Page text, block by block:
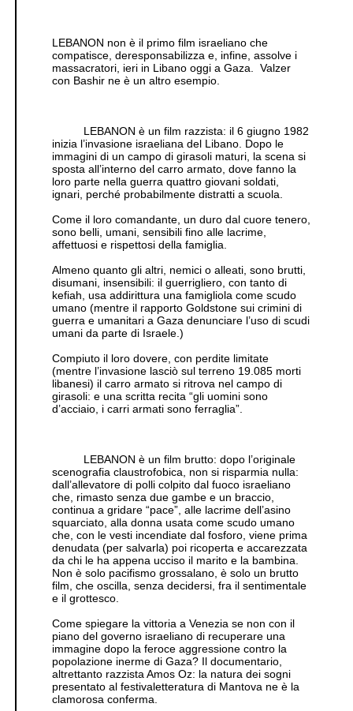
LEBANON non è il primo film israeliano che
compatisce, deresponsabilizza e, infine, assolve i
massacratori, ieri in Libano oggi a Gaza. Valzer
con Bashir ne è un altro esempio.
LEBANON è un film razzista: il 6 giugno 1982
inizia l’invasione israeliana del Libano. Dopo le
immagini di un campo di girasoli maturi, la scena si
sposta all’interno del carro armato, dove fanno la
loro parte nella guerra quattro giovani soldati,
ignari, perché probabilmente distratti a scuola.
Come il loro comandante, un duro dal cuore tenero,
sono belli, umani, sensibili fino alle lacrime,
affettuosi e rispettosi della famiglia.
Almeno quanto gli altri, nemici o alleati, sono brutti,
disumani, insensibili: il guerrigliero, con tanto di
kefiah, usa addirittura una famigliola come scudo
umano (mentre il rapporto Goldstone sui crimini di
guerra e umanitari a Gaza denunciare l’uso di scudi
umani da parte di Israele.)
Compiuto il loro dovere, con perdite limitate
(mentre l’invasione lasciò sul terreno 19.085 morti
libanesi) il carro armato si ritrova nel campo di
girasoli: e una scritta recita “gli uomini sono
d’acciaio, i carri armati sono ferraglia”.
LEBANON è un film brutto: dopo l’originale
scenografia claustrofobica, non si risparmia nulla:
dall’allevatore di polli colpito dal fuoco israeliano
che, rimasto senza due gambe e un braccio,
continua a gridare “pace”, alle lacrime dell’asino
squarciato, alla donna usata come scudo umano
che, con le vesti incendiate dal fosforo, viene prima
denudata (per salvarla) poi ricoperta e accarezzata
da chi le ha appena ucciso il marito e la bambina.
Non è solo pacifismo grossalano, è solo un brutto
film, che oscilla, senza decidersi, fra il sentimentale
e il grottesco.
Come spiegare la vittoria a Venezia se non con il
piano del governo israeliano di recuperare una
immagine dopo la feroce aggressione contro la
popolazione inerme di Gaza? Il documentario,
altrettanto razzista Amos Oz: la natura dei sogni
presentato al festivaletteratura di Mantova ne è la
clamorosa conferma.